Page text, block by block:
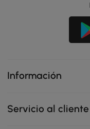
Información
Servicio al cliente